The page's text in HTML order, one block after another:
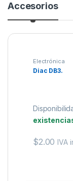
Accesorios
Electrónica
Diac DB3.
$2.00 IVA